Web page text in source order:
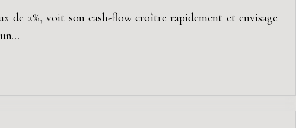
de 2%, voit son cash-flow croître rapidement et envisage